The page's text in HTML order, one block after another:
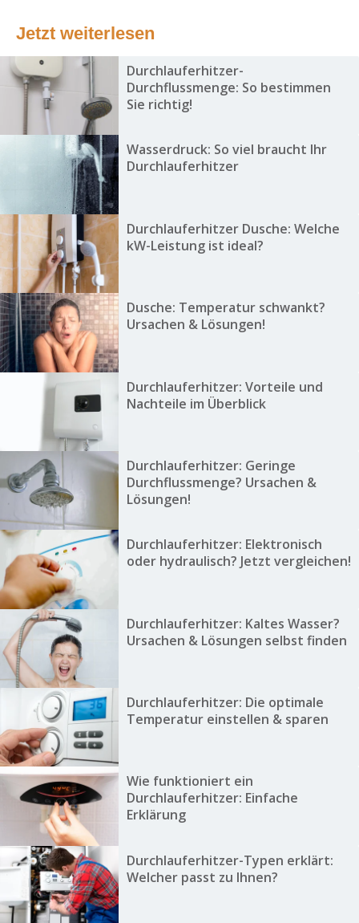
Jetzt weiterlesen
Durchlauferhitzer-
Durchflussmenge: So bestimmen
Sie richtig!
Wasserdruck: So viel braucht Ihr
Durchlauferhitzer
Durchlauferhitzer Dusche: Welche
kW-Leistung ist ideal?
Dusche: Temperatur schwankt?
Ursachen & Lösungen!
Durchlauferhitzer: Vorteile und
Nachteile im Überblick
Durchlauferhitzer: Geringe
Durchflussmenge? Ursachen &
Lösungen!
Durchlauferhitzer: Elektronisch
oder hydraulisch? Jetzt vergleichen!
Durchlauferhitzer: Kaltes Wasser?
Ursachen & Lösungen selbst finden
Durchlauferhitzer: Die optimale
Temperatur einstellen & sparen
Wie funktioniert ein
Durchlauferhitzer: Einfache
Erklärung
Durchlauferhitzer-Typen erklärt:
Welcher passt zu Ihnen?